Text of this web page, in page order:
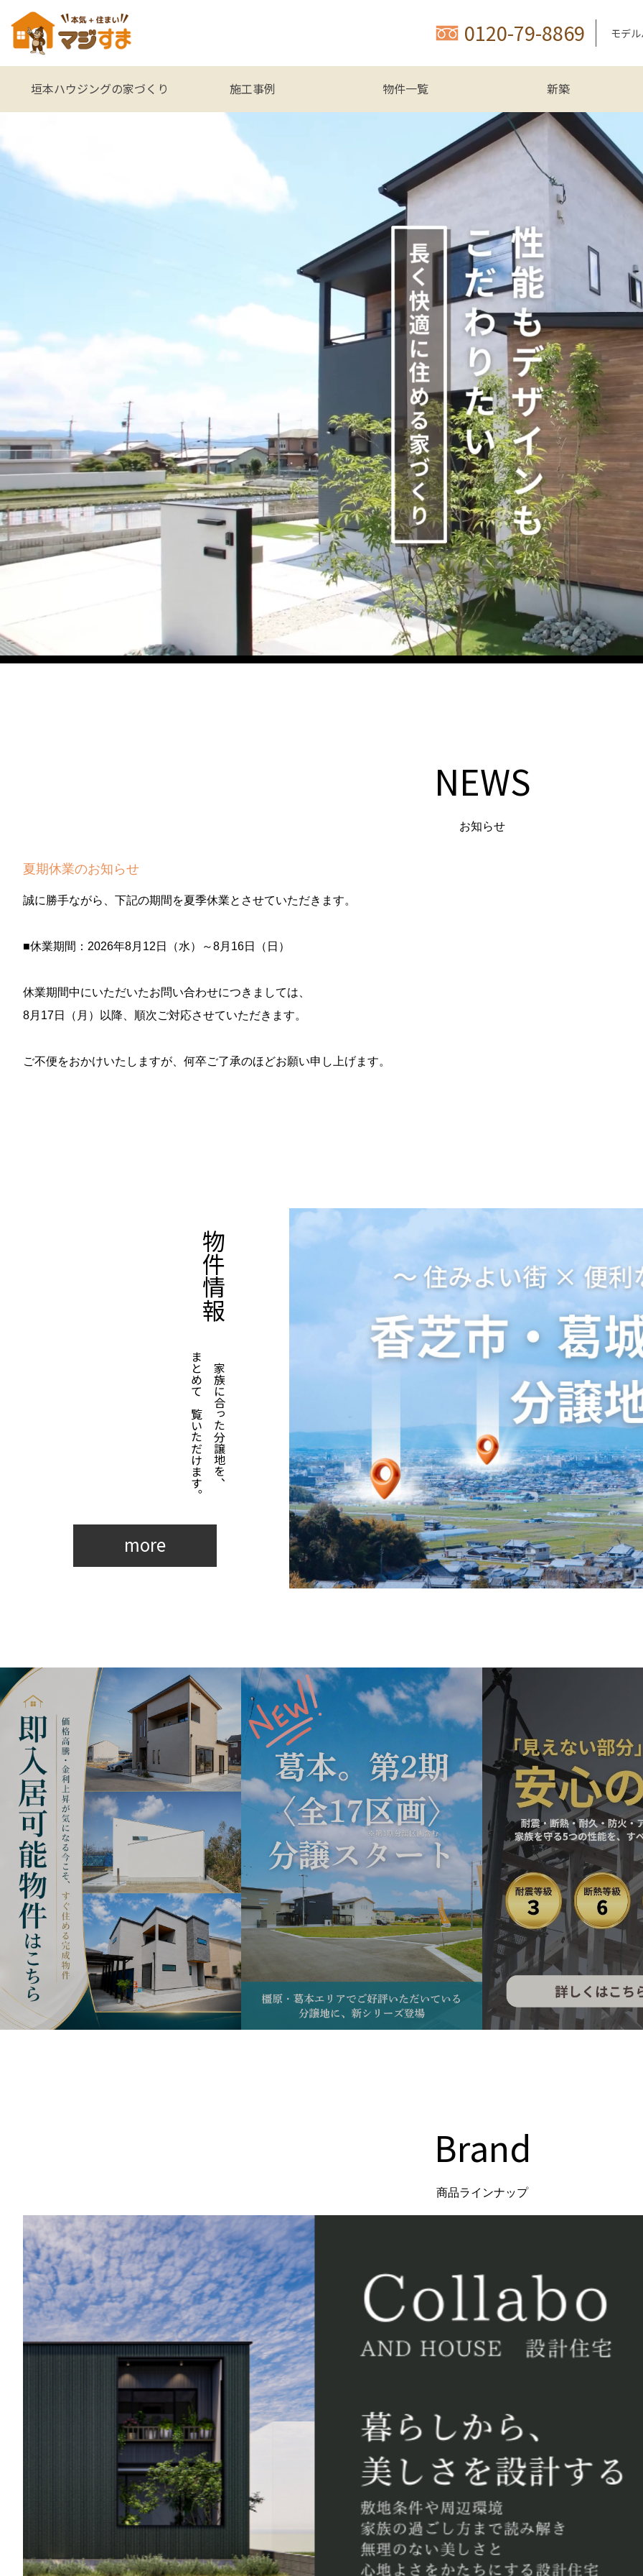
0120-79-8869 モデ
垣本ハウジングの家づくり 施工事例 物件一覧 新築
NEWS
お知らせ
夏期休業のお知らせ
誠に勝手ながら、下記の期間を夏季休業とさせていただきます。
■休業期間：2026年8月12日（水）～8月16日（日）
休業期間中にいただいたお問い合わせにつきましては、
8月17日（月）以降、順次ご対応させていただきます。
ご不便をおかけいたしますが、何卒ご了承のほどお願い申し上げます。
下田モデルハウス が掲載されました。
また、大変光栄なことに、今回は 表紙にも採用 いただいております。
誌面では、モデルハウスの間取りや住宅性能、家づくりのコンセプトについて丁寧に取材いただき、弊社の住まいづく
家づくりをご検討中の方にも参考にしていただける内容となっておりますので、ぜひお手に取ってご覧ください。
掲載にあたりご協力いただきました関係者の皆さまに、心より感謝申し上げます。
物件情報
ご家族に合った分譲地を、
まとめてご覧いただけます。
more
Brand
商品ラインナップ